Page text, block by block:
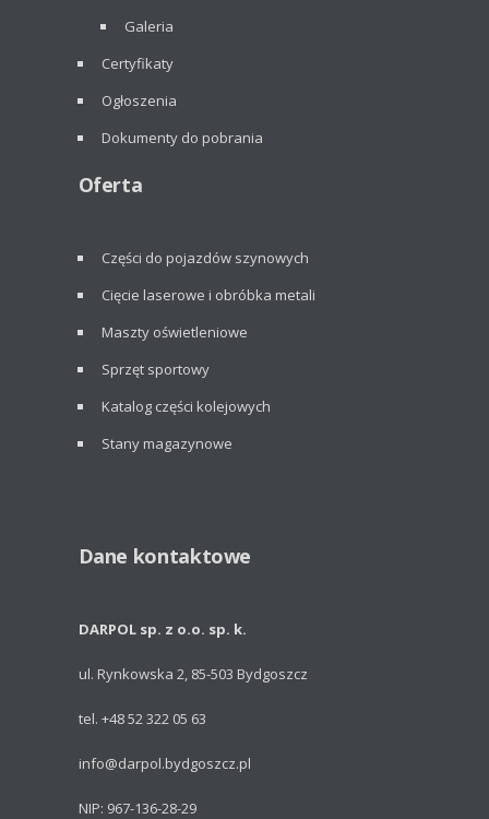
Galeria
Certyfikaty
Ogłoszenia
Dokumenty do pobrania
Oferta
Części do pojazdów szynowych
Cięcie laserowe i obróbka metali
Maszty oświetleniowe
Sprzęt sportowy
Katalog części kolejowych
Stany magazynowe
Dane kontaktowe
DARPOL sp. z o.o. sp. k.
ul. Rynkowska 2, 85-503 Bydgoszcz
tel. +48 52 322 05 63
info@darpol.bydgoszcz.pl
NIP: 967-136-28-29